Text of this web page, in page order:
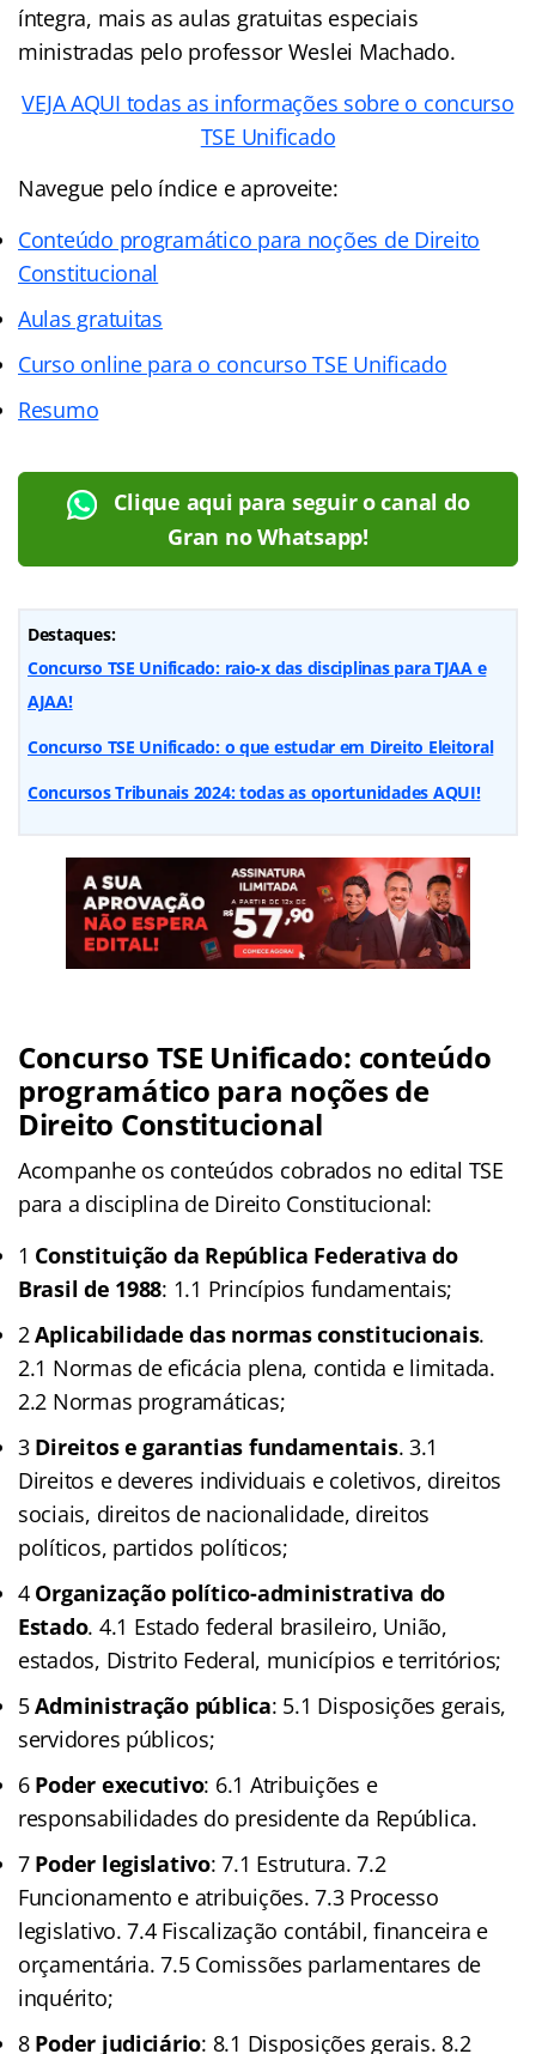
íntegra, mais as aulas gratuitas especiais
ministradas pelo professor Weslei Machado.
VEJA AQUI todas as informações sobre o concurso
TSE Unificado
Navegue pelo índice e aproveite:
Conteúdo programático para noções de Direito
Constitucional
Aulas gratuitas
Curso online para o concurso TSE Unificado
Resumo
Clique aqui para seguir o canal do
Gran no Whatsapp!
Destaques:
Concurso TSE Unificado: raio-x das disciplinas para TJAA e
AJAA!
Concurso TSE Unificado: o que estudar em Direito Eleitoral
Concursos Tribunais 2024: todas as oportunidades AQUI!
Concurso TSE Unificado: conteúdo
programático para noções de
Direito Constitucional
Acompanhe os conteúdos cobrados no edital TSE
para a disciplina de Direito Constitucional:
1 Constituição da República Federativa do
Brasil de 1988: 1.1 Princípios fundamentais;
2Aplicabilidade das normas constitucionais.
2.1 Normas de eficácia plena, contida e limitada.
2.2 Normas programáticas;
3 Direitos e garantias fundamentais. 3.1
Direitos e deveres individuais e coletivos, direitos
sociais, direitos de nacionalidade, direitos
políticos, partidos políticos;
4 Organização político-administrativa do
Estado. 4.1 Estado federal brasileiro, União,
estados, Distrito Federal, municípios e territórios;
5Administração pública: 5.1 Disposições gerais,
servidores públicos;
6 Poder executivo: 6.1 Atribuições e
responsabilidades do presidente da República.
7 Poder legislativo: 7.1 Estrutura. 7.2
Funcionamento e atribuições. 7.3 Processo
legislativo. 7.4 Fiscalização contábil, financeira e
orçamentária. 7.5 Comissões parlamentares de
inquérito;
8 Poder judiciário: 8.1 Disposições gerais. 8.2